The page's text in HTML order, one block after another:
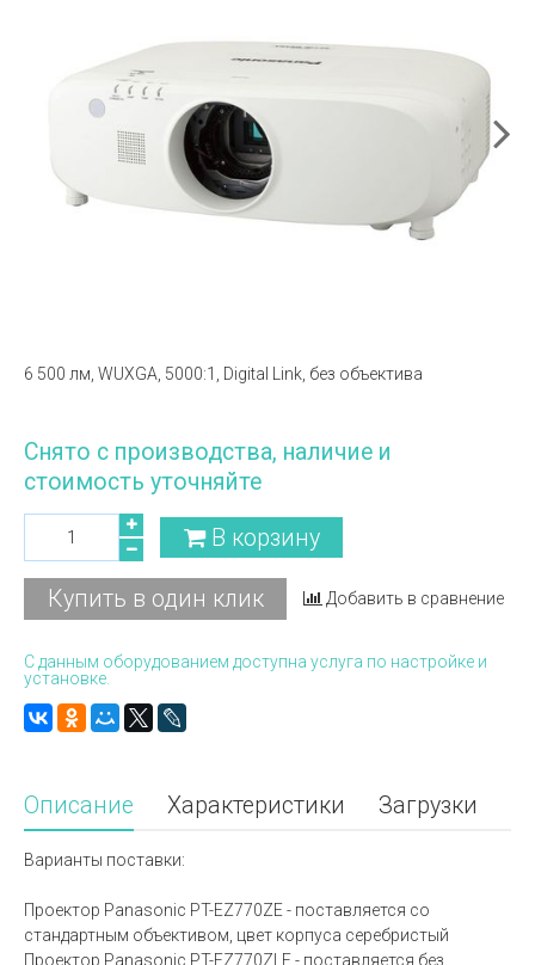
6 500 лм, WUXGA, 5000:1, Digital Link, без объектива
Снято с производства, наличие и
стоимость уточняйте
В корзину
Купить в один клик Добавить в сравнение
С данным оборудованием доступна услуга по настройке и
установке.
Описание Характеристики Загрузки
Варианты поставки:
Проектор Panasonic PT-EZ770ZE - поставляется со
стандартным объективом, цвет корпуса серебристый
Проектор Panasonic PT-EZ770ZLE - поставляется без